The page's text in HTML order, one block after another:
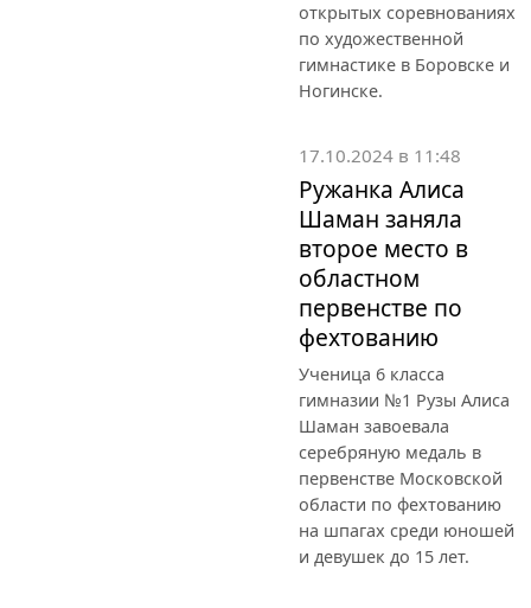
открытых соревнованиях
по художественной
гимнастике в Боровске и
Ногинске.
17.10.2024 в 11:48
Ружанка Алиса
Шаман заняла
второе место в
областном
первенстве по
фехтованию
Ученица 6 класса
гимназии №1 Рузы Алиса
Шаман завоевала
серебряную медаль в
первенстве Московской
области по фехтованию
на шпагах среди юношей
и девушек до 15 лет.